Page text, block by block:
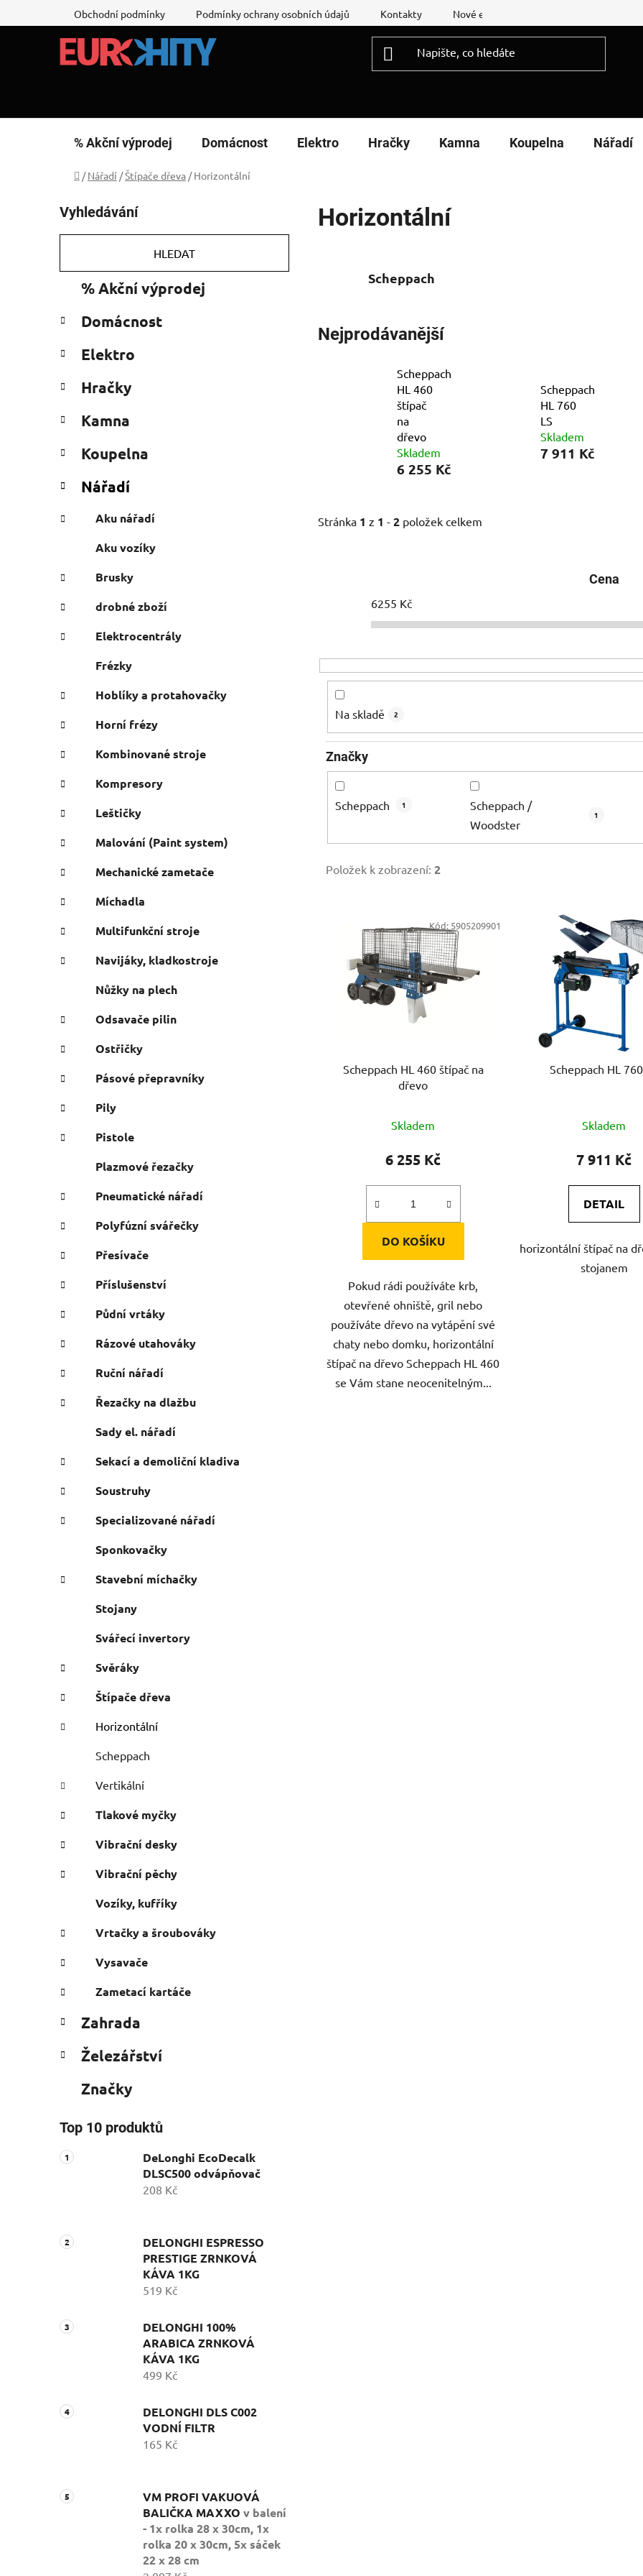
na
Obchodní podmínky Podmínky ochrany osobních údajů Kontakty Nové energetické štítky
% Akční výprodej Domácnost Elektro Hračky Kamna Koupelna Nářadí
Domů
/ Nářadí /Štípače dřeva / Horizontální
o
s
r
n
í
a
e
Vyhledávání
HLEDAT
kategorie
e
o
i
% Akční výprodej
Domácnost
Elektro
Hračky
Kamna
Koupelna
Nářadí
Aku nářadí
Aku vozíky
Brusky
drobné zboží
Elektrocentrály
Frézky
Hoblíky a protahovačky
Horní frézy
Kombinované stroje
Kompresory
Leštičky
Malování (Paint system)
Mechanické zametače
Míchadla
Multifunkční stroje
Navijáky, kladkostroje
Nůžky na plech
Odsavače pilin
Ostřičky
Pásové přepravníky
Pily
Pistole
Plazmové řezačky
Pneumatické nářadí
Polyfúzní svářečky
Přesívače
Příslušenství
Půdní vrtáky
Rázové utahováky
Ruční nářadí
Řezačky na dlažbu
Sady el. nářadí
Sekací a demoliční kladiva
Soustruhy
Specializované nářadí
Sponkovačky
Stavební míchačky
Stojany
Svářecí invertory
Svěráky
Štípače dřeva
Horizontální
Scheppach
Vertikální
Tlakové myčky
Vibrační desky
Vibrační pěchy
Vozíky, kufříky
Vrtačky a šroubováky
Vysavače
Zametací kartáče
Zahrada
Železářství
Značky
Top 10 produktů
DeLonghi EcoDecalk
DLSC500 odvápňovač
208 Kč
DELONGHI ESPRESSO
PRESTIGE ZRNKOVÁ
KÁVA 1KG
519 Kč
DELONGHI 100%
ARABICA ZRNKOVÁ
KÁVA 1KG
499 Kč
DELONGHI DLS C002
VODNÍ FILTR
165 Kč
VM PROFI VAKUOVÁ
BALIČKA MAXXO v balení
- 1x rolka 28 x 30cm, 1x
rolka 20 x 30cm, 5x sáček
22 x 28 cm
Horizontální
Scheppach
Nejprodávanější
Scheppach
HL 460
štípač
na
dřevo
Skladem
6 255 Kč
Scheppach
HL 760
LS
Skladem
7 911 Kč
Stránka 1 z 1 - 2 položek celkem
Cena
6255 Kč
Na skladě 2
Značky
Scheppach 1
Scheppach /
Woodster
1
Položek k zobrazení: 2
Scheppach HL 460 štípač na
dřevo
Skladem
6 255 Kč
DO KOŠÍKU
Pokud rádi používáte krb,
otevřené ohniště, gril nebo
používáte dřevo na vytápění své
chaty nebo domku, horizontální
štípač na dřevo Scheppach HL 460
se Vám stane neocenitelným...
Kód: 5905209901
Scheppach HL
Skladem
7 911 Kč
DETAIL
horizontální štípač na
stojanem
Kód: